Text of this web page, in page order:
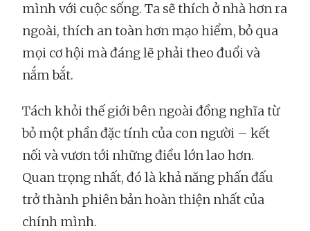
mình với cuộc sống. Ta sẽ thích ở nhà hơn ra
ngoài, thích an toàn hơn mạo hiểm, bỏ qua
mọi cơ hội mà đáng lẽ phải theo đuổi và
nắm bắt.
Tách khỏi thế giới bên ngoài đồng nghĩa từ
bỏ một phần đặc tính của con người – kết
nối và vươn tới những điều lớn lao hơn.
Quan trọng nhất, đó là khả năng phấn đấu
trở thành phiên bản hoàn thiện nhất của
chính mình.